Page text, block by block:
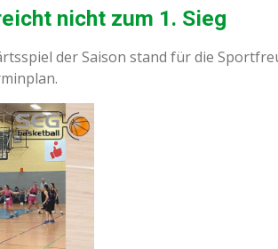
nicht zum 1. Sieg
der Saison stand für die